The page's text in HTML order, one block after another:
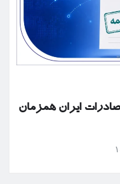
صادرات ایران همزمان